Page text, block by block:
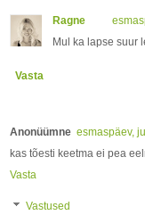
Ragne
Mul ka lapse suur
Vasta
Anonüümne esmaspäev,
kas tõesti keetma ei pea
Vasta
Vastused